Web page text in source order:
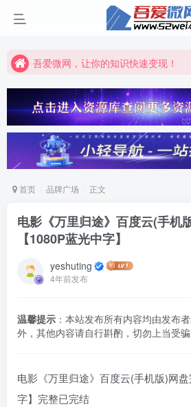
吾爱微网，让你的知识快速变现！
吾爱微网，让你的知识快速变现！
首页 品牌广场 正文
电影《万里归途》百度云(手机
【1080P蓝光中字】
yeshuting
4年前发布
温馨提示 ：本站发布所有内容均由发布
外，其他内容请自行斟酌，切勿上当受骗
电影《万里归途》百度云(手机版)网
字】完整已完结